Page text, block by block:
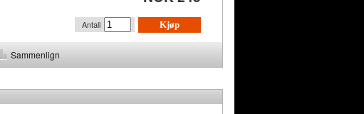
Kjøp
Antall
Sammenlign